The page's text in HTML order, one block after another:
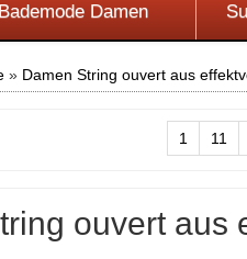
Bademode Damen
» Damen String ouvert aus
1 11
ouvert aus